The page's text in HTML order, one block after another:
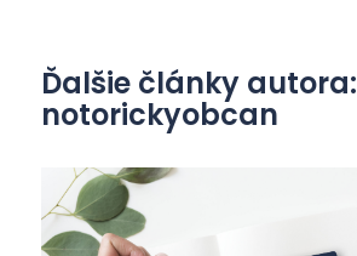
Ďalšie články autora:
notorickyobcan